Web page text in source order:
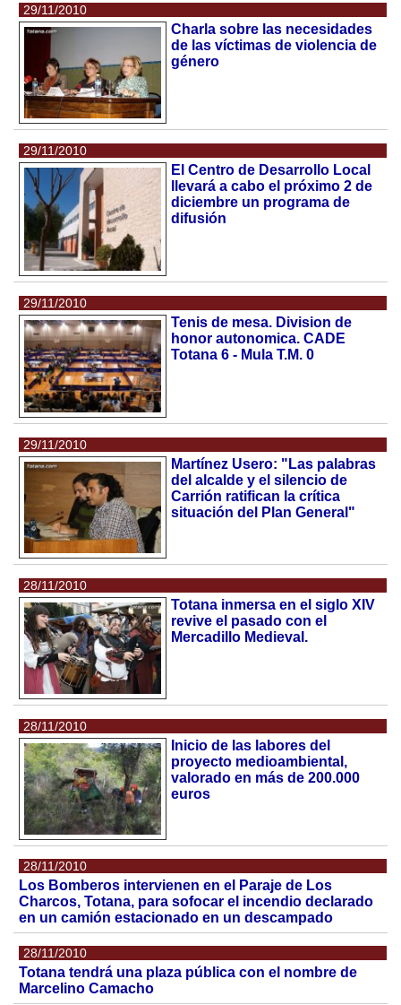
29/11/2010
Charla sobre las necesidades
de las víctimas de violencia de
género
29/11/2010
El Centro de Desarrollo Local
llevará a cabo el próximo 2 de
diciembre un programa de
difusión
29/11/2010
Tenis de mesa. Division de
honor autonomica. CADE
Totana 6 - Mula T.M. 0
29/11/2010
Martínez Usero: "Las palabras
del alcalde y el silencio de
Carrión ratifican la crítica
situación del Plan General"
28/11/2010
Totana inmersa en el siglo XIV
revive el pasado con el
Mercadillo Medieval.
28/11/2010
Inicio de las labores del
proyecto medioambiental,
valorado en más de 200.000
euros
28/11/2010
Los Bomberos intervienen en el Paraje de Los
Charcos, Totana, para sofocar el incendio declarado
en un camión estacionado en un descampado
28/11/2010
Totana tendrá una plaza pública con el nombre de
Marcelino Camacho